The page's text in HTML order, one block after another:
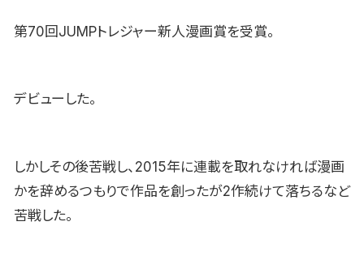
第70回JUMPトレジャー新人漫画賞を受賞。
デビューした。
しかしその後苦戦し、2015年に連載を取れなければ漫画
かを辞めるつもりで作品を創ったが2作続けて落ちるなど
苦戦した。